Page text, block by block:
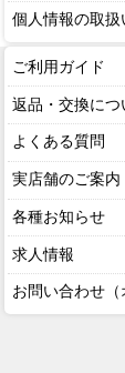
個人情報の取扱
ご利用ガイド
返品・交換につ
よくある質問
実店舗のご案内
各種お知らせ
求人情報
お問い合わせ（